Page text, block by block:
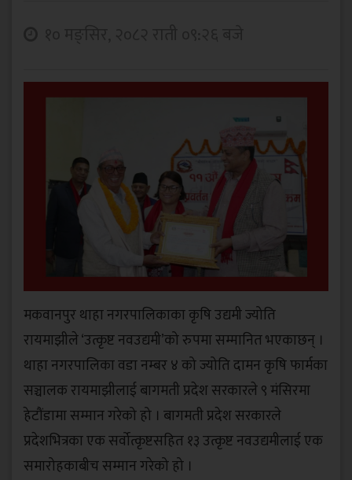
मकवानपुर थाहा नगरपालिकाका कृषि उद्यमी ज्योति
रायमाझीले ‘उत्कृष्ट नवउद्यमी’को रुपमा सम्मानित भएकाछन् ।
थाहा नगरपालिका वडा नम्बर ४ को ज्योति दामन कृषि फार्मका
सञ्चालक रायमाझीलाई बागमती प्रदेश सरकारले ९ मंसिरमा
हेटौंडामा सम्मान गरेको हो । बागमती प्रदेश सरकारले
प्रदेशभित्रका एक सर्वोत्कृष्टसहित १३ उत्कृष्ट नवउद्यमीलाई एक
समारोहकाबीच सम्मान गरेको हो ।